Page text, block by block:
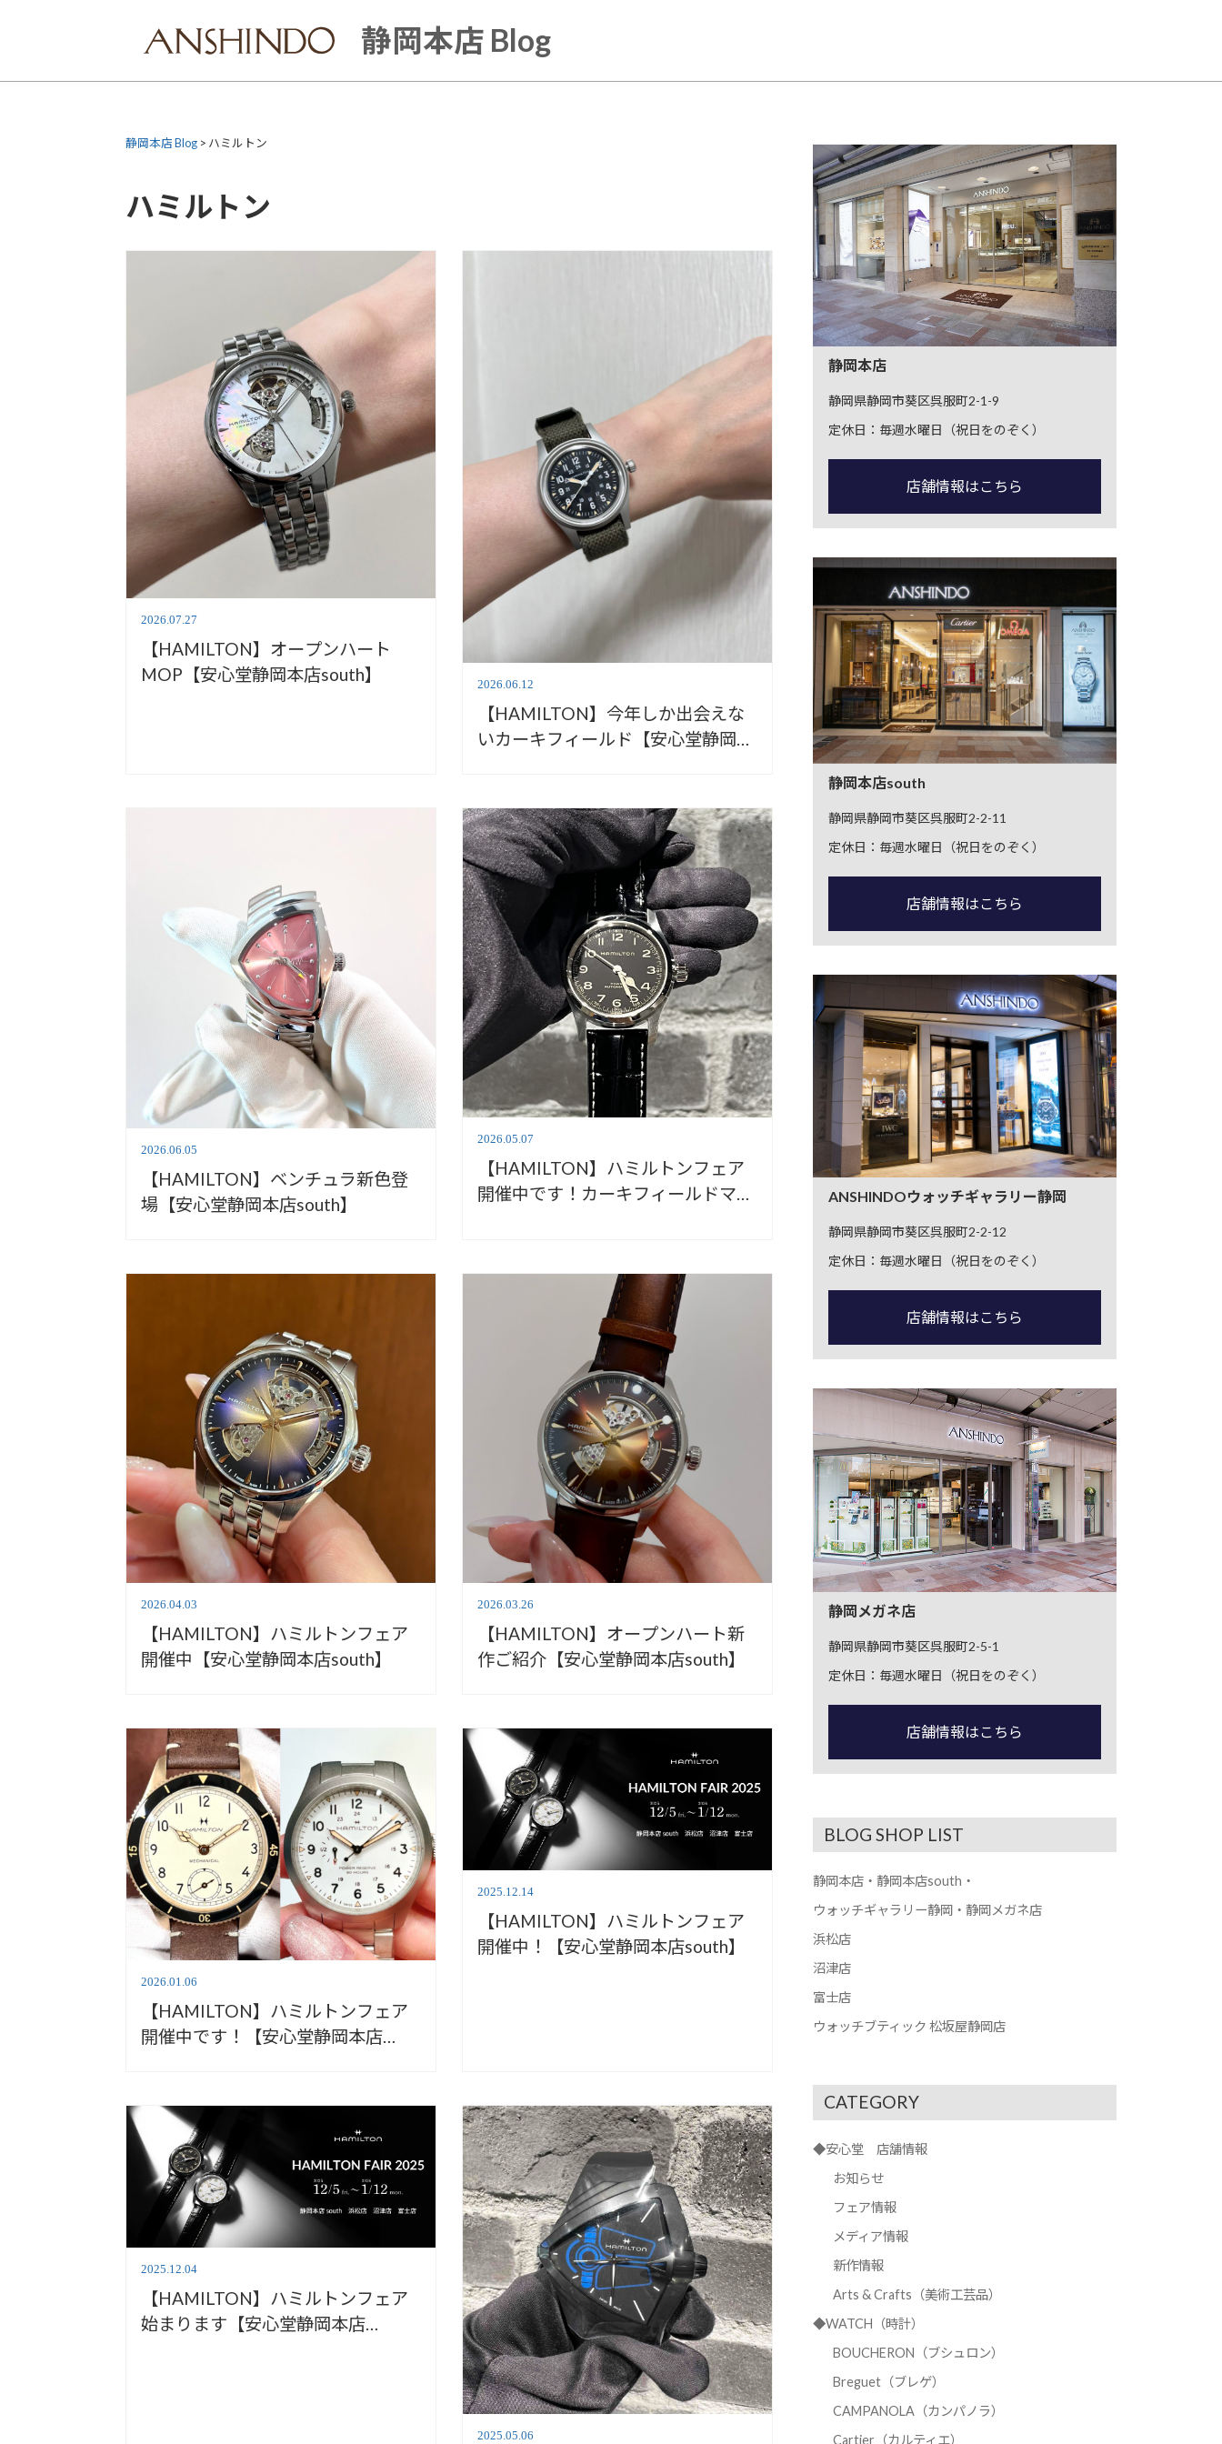
静岡本店 Blog
静岡本店 Blog > ハミルトン
ハミルトン
2026.07.27
【HAMILTON】オープンハート
MOP【安心堂静岡本店south】
2026.06.12
【HAMILTON】今年しか出会えな
いカーキフィールド【安心堂静岡本
2026.06.05
【HAMILTON】ベンチュラ新色登
場【安心堂静岡本店south】
2026.05.07
【HAMILTON】ハミルトンフェア
開催中です！カーキフィールドマー
2026.04.03
【HAMILTON】ハミルトンフェア
開催中【安心堂静岡本店south】
2026.03.26
【HAMILTON】オープンハート新
作ご紹介【安心堂静岡本店south】
2026.01.06
【HAMILTON】ハミルトンフェア
開催中です！【安心堂静岡本店
2025.12.14
【HAMILTON】ハミルトンフェア
開催中！【安心堂静岡本店south】
2025.12.04
【HAMILTON】ハミルトンフェア
始まります【安心堂静岡本店
2025.05.06
静岡本店
静岡県静岡市葵区呉服町2-1-9
定休日：毎週水曜日（祝日をのぞく）
店舗情報はこちら
静岡本店south
静岡県静岡市葵区呉服町2-2-11
定休日：毎週水曜日（祝日をのぞく）
店舗情報はこちら
ANSHINDOウォッチギャラリー静岡
静岡県静岡市葵区呉服町2-2-12
定休日：毎週水曜日（祝日をのぞく）
店舗情報はこちら
静岡メガネ店
静岡県静岡市葵区呉服町2-5-1
定休日：毎週水曜日（祝日をのぞく）
店舗情報はこちら
BLOG SHOP LIST
静岡本店・静岡本店south・
ウォッチギャラリー静岡・静岡メガネ店
浜松店
沼津店
富士店
ウォッチブティック 松坂屋静岡店
CATEGORY
◆安心堂 店舗情報
お知らせ
フェア情報
メディア情報
新作情報
Arts & Crafts（美術工芸品）
◆WATCH（時計）
BOUCHERON（ブシュロン）
Breguet（ブレゲ）
CAMPANOLA（カンパノラ）
Cartier（カルティエ）